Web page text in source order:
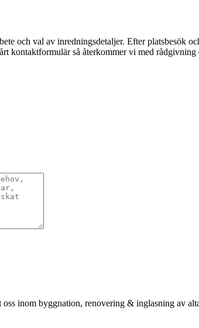
och val av inredningsdetaljer. Efter platsbesök
så återkommer vi med
inom byggnation, renovering & inglasning av